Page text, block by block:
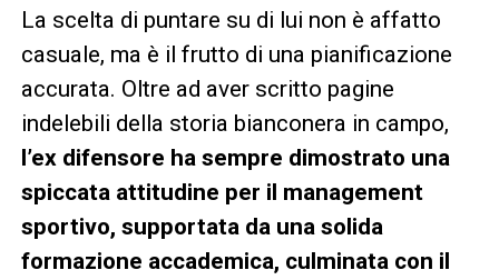
La scelta di puntare su di lui non è affatto
casuale, ma è il frutto di una pianificazione
accurata. Oltre ad aver scritto pagine
indelebili della storia bianconera in campo,
l’ex difensore ha sempre dimostrato una
spiccata attitudine per il management
sportivo, supportata da una solida
formazione accademica, culminata con il